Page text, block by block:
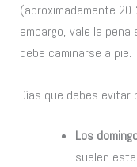
(aproximadamente
embargo, vale la
debe caminarse a pie.
Días que debes evitar
Los
suelen